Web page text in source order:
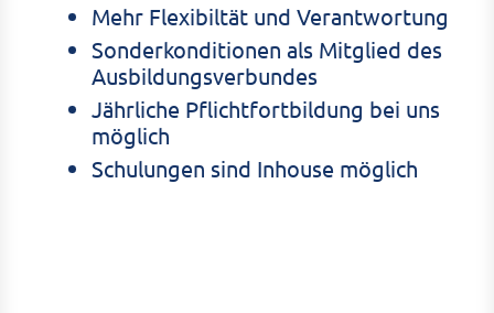
Mehr Flexibiltät und Verantwortung
Sonderkonditionen als Mitglied des
Ausbildungsverbundes
Jährliche Pflichtfortbildung bei uns
möglich
Schulungen sind Inhouse möglich